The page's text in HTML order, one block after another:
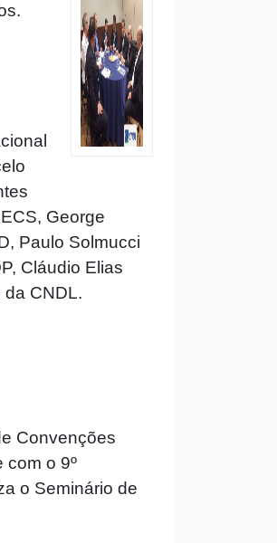
George
Paulo Solmucci
Cláudio Elias
da CNDL.
Convenções
com o 9º
o Seminário de